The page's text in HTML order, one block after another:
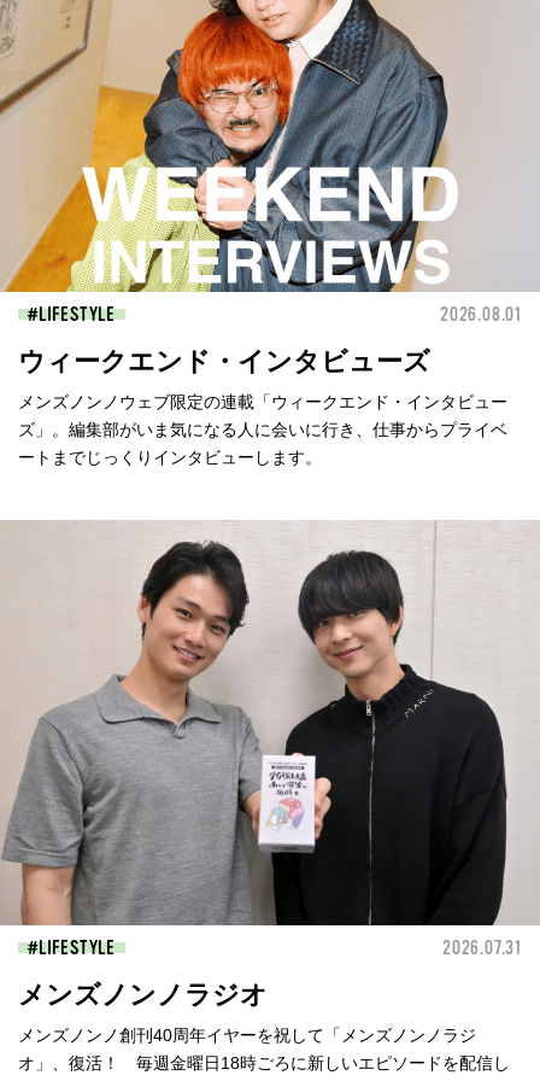
LIFESTYLE 2026.08.01
ウィークエンド・インタビューズ
メンズノンノウェブ限定の連載「ウィークエンド・インタビュー
ズ」。編集部がいま気になる人に会いに行き、仕事からプライベ
ートまでじっくりインタビューします。
LIFESTYLE 2026.07.31
メンズノンノラジオ
メンズノンノ創刊40周年イヤーを祝して「メンズノンノラジ
オ」、復活！ 毎週金曜日18時ごろに新しいエピソードを配信し